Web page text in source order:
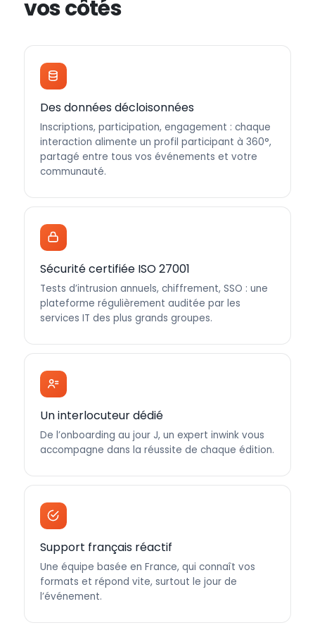
vos côtés
Des données décloisonnées
Inscriptions, participation, engagement : chaque
interaction alimente un profil participant à 360°,
partagé entre tous vos événements et votre
communauté.
Sécurité certifiée ISO 27001
Tests d’intrusion annuels, chiffrement, SSO : une
plateforme régulièrement auditée par les
services IT des plus grands groupes.
Un interlocuteur dédié
De l’onboarding au jour J, un expert inwink vous
accompagne dans la réussite de chaque édition.
Support français réactif
Une équipe basée en France, qui connaît vos
formats et répond vite, surtout le jour de
l’événement.